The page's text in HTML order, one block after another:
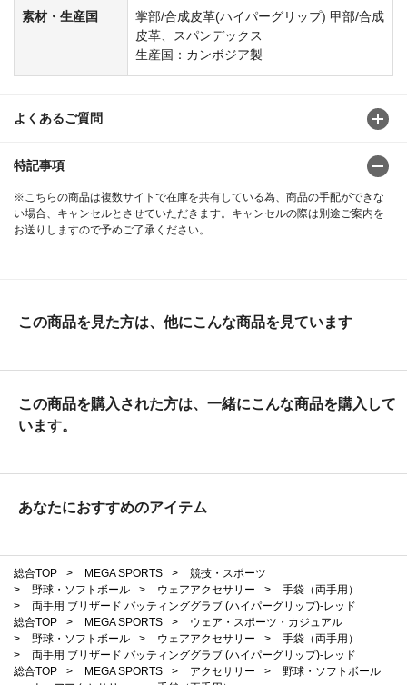
素材・生産国
掌部/合成皮革(ハイパーグリップ) 甲部/合成
皮革、スパンデックス
生産国：カンボジア製
よくあるご質問
特記事項
※こちらの商品は複数サイトで在庫を共有している為、商品の手配ができな
い場合、キャンセルとさせていただきます。キャンセルの際は別途ご案内を
お送りしますので予めご了承ください。
この商品を見た方は、他にこんな商品を見ています
この商品を購入された方は、一緒にこんな商品を購入して
います。
あなたにおすすめのアイテム
総合TOP > MEGA SPORTS >
競技・スポーツ
>
野球・ソフトボール > ウェアアクセサリー >
手袋（両手用）
>
両手用 ブリザード バッティンググラブ (ハイパーグリップ)-レッド
総合TOP
> MEGA SPORTS >
ウェア・スポーツ・カジュアル
>
野球・ソフトボール > ウェアアクセサリー >
手袋（両手用）
>
両手用 ブリザード バッティンググラブ (ハイパーグリップ)-レッド
総合TOP
> MEGA SPORTS > アクセサリー >
野球・ソフトボール